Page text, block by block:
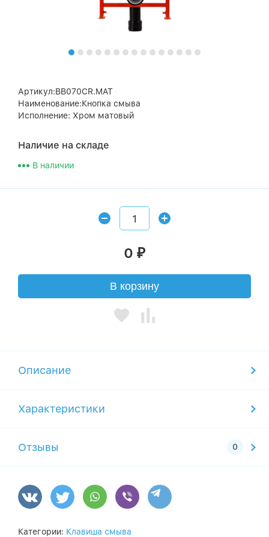
Артикул:BB070CR.MAT
Наименование:Кнопка смыва
Исполнение: Хром матовый
Наличие на складе
В наличии
0 ₽
В корзину
Описание
Характеристики
Отзывы
Категории: Клавиша смыва